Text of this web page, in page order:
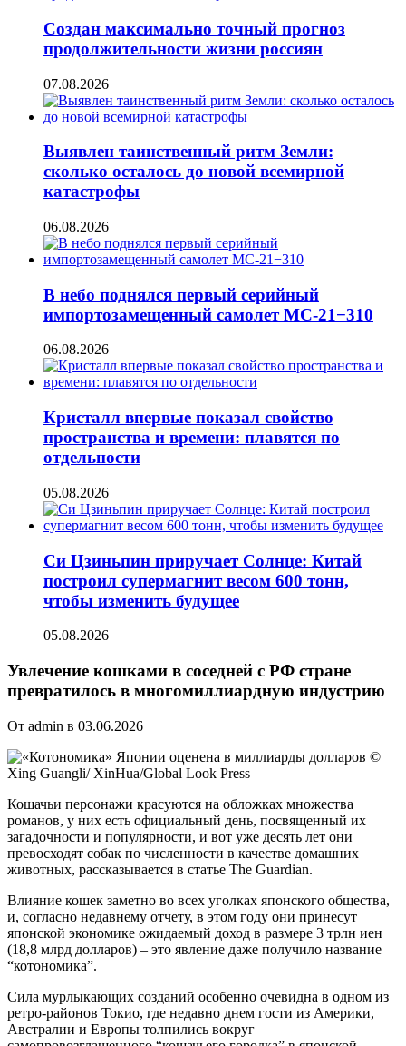
Создан максимально точный прогноз
продолжительности жизни россиян
07.08.2026
Выявлен таинственный ритм Земли:
сколько осталось до новой всемирной
катастрофы
06.08.2026
В небо поднялся первый серийный
импортозамещенный самолет МС-21−310
06.08.2026
Кристалл впервые показал свойство
пространства и времени: плавятся по
отдельности
05.08.2026
Си Цзиньпин приручает Солнце: Китай
построил супермагнит весом 600 тонн,
чтобы изменить будущее
05.08.2026
Увлечение кошками в соседней с РФ стране
превратилось в многомиллиардную индустрию
От admin в 03.06.2026
©
Xing Guangli/ XinHua/Global Look Press
Кошачьи персонажи красуются на обложках множества
романов, у них есть официальный день, посвященный их
загадочности и популярности, и вот уже десять лет они
превосходят собак по численности в качестве домашних
животных, рассказывается в статье The Guardian.
Влияние кошек заметно во всех уголках японского общества,
и, согласно недавнему отчету, в этом году они принесут
японской экономике ожидаемый доход в размере 3 трлн иен
(18,8 млрд долларов) – это явление даже получило название
“котономика”.
Сила мурлыкающих созданий особенно очевидна в одном из
ретро-районов Токио, где недавно днем гости из Америки,
Австралии и Европы толпились вокруг